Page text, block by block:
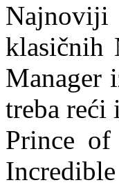
Najnoviji
klasičnih
Manager
treba reći
Prince of